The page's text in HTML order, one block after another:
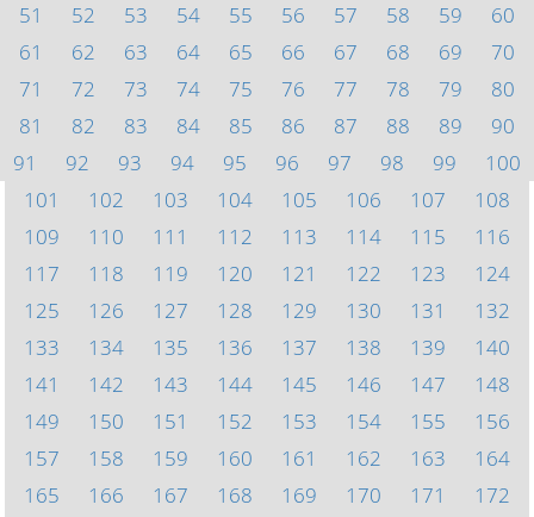
51
52 53 54 55 56 57 58 59
60
61
62 63 64 65 66 67 68 69
70
71
72 73 74 75 76 77 78 79
80
81
82 83 84 85 86 87 88 89
90
91
92 93 94 95 96 97 98 99
100
101
102 103 104 105 106 107
108
109
110 111 112 113 114 115
116
117
118 119 120 121 122 123
124
125
126 127 128 129 130 131
132
133
134 135 136 137 138 139
140
141
142 143 144 145 146 147
148
149
150 151 152 153 154 155
156
157
158 159 160 161 162 163
164
165
166 167 168 169 170 171
172